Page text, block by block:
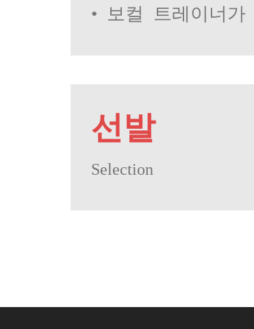
• 보컬 트레이너
선발
Selection